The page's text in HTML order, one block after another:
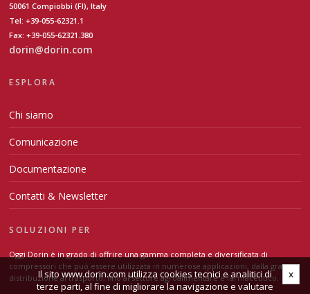
50061 Compiobbi (FI), Italy
Tel: +39-055-62321.1
Fax: +39-055-62321.380
dorin@dorin.com
ESPLORA
Chi siamo
Comunicazione
Documentazione
Contatti & Newsletter
SOLUZIONI PER
Oggi Dorin è in grado di offrire una gamma completa e diversificata di
compressori che può essere utilizzata in numerose applicazioni, dalla grande
distribuzione al trasporto, fino al settore agroalimentare e farmaceutico.
Il sito www.dorin.com utilizza cookies tecnici e analitici di
terze parti, al fine di migliorare la navigazione e valutare
x